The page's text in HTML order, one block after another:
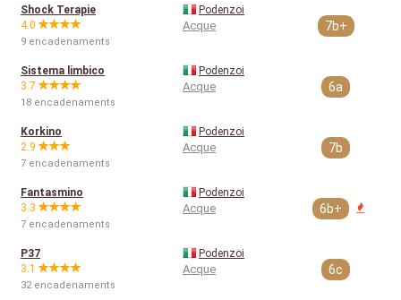
Shock Terapie
4.0
9 encadenaments
Podenzoi
Acque 7b+
Sistema limbico
3.7
18 encadenaments
Podenzoi
Acque 6a
Korkino
2.9
7 encadenaments
Podenzoi
Acque 7b
Fantasmino
3.3
7 encadenaments
Podenzoi
Acque 6b+
P37
3.1
32 encadenaments
Podenzoi
Acque 6c